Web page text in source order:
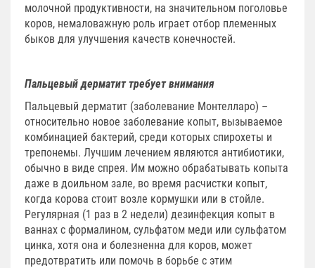
молочной продуктивности, на значительном поголовье
коров, немаловажную роль играет отбор племенных
быков для улучшения качеств конечностей.
Пальцевый дерматит требует внимания
Пальцевый дерматит (заболевание Монтелларо) –
относительно новое заболевание копыт, вызываемое
комбинацией бактерий, среди которых спирохеты и
трепонемы. Лучшим лечением являются антибиотики,
обычно в виде спрея. Им можно обрабатывать копыта
даже в доильном зале, во время расчистки копыт,
когда корова стоит возле кормушки или в стойле.
Регулярная (1 раз в 2 недели) дезинфекция копыт в
ваннах с формалином, сульфатом меди или сульфатом
цинка, хотя она и болезненна для коров, может
предотвратить или помочь в борьбе с этим